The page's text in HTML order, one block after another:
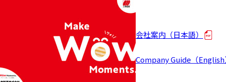
会社案内（日本語）
Company Guide（